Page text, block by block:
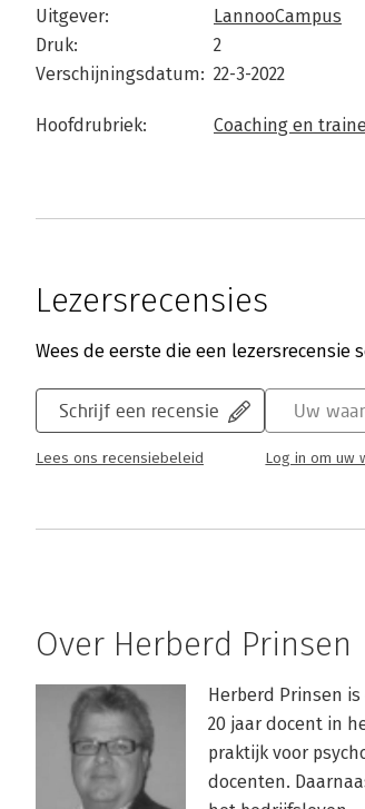
Uitgever:
LannooCampus
Druk:
2
Verschijningsdatum: 22-3-2022
Hoofdrubriek: Coaching en
Lezersrecensies
Wees de eerste die een lezersrecensie
Schrijf een recensie
Lees ons recensiebeleid
Uw
Log in om uw
Over Herberd Prinsen
Herberd Prinsen
20 jaar docent in
praktijk voor
docenten.